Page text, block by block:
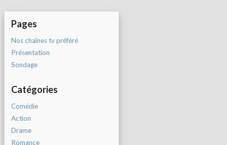
Pages
Nos chaînes tv préféré
Présentation
Sondage
Catégories
Comédie
Action
Drame
Romance